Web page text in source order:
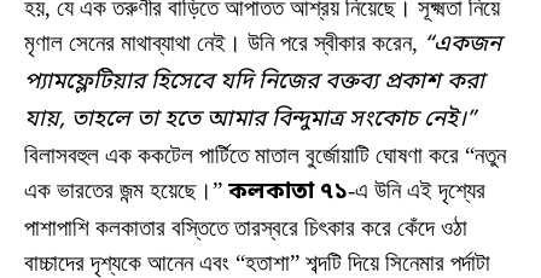
হয়, যে এক তরুণীর বাড়িতে আপাতত আশ্রয় নিয়েছে। সূক্ষ্মতা নিয়ে
মৃণাল সেনের মাথাব্যাথা নেই। উনি পরে স্বীকার করেন, “একজন
প্যামফ্লেটিয়ার হিসেবে যদি নিজের বক্তব্য প্রকাশ করা
যায়, তাহলে তা হতে আমার বিন্দুমাত্র সংকোচ নেই।”
বিলাসবহুল এক ককটেল পার্টিতে মাতাল বুর্জোয়াটি ঘোষণা করে “নতুন
এক ভারতের জন্ম হয়েছে।” কলকাতা ৭১-এ উনি এই দৃশ্যের
পাশাপাশি কলকাতার বস্তিতে তারস্বরে চিৎকার করে কেঁদে ওঠা
বাচ্চাদের দৃশ্যকে আনেন এবং “হতাশা” শব্দটি দিয়ে সিনেমার পর্দাটা